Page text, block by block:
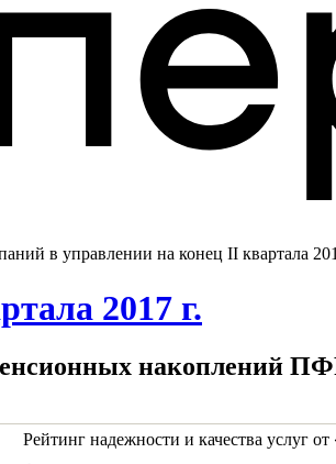
в управлении на конец II квартала
2017 г.
накоплений
Рейтинг надежности и качества услуг